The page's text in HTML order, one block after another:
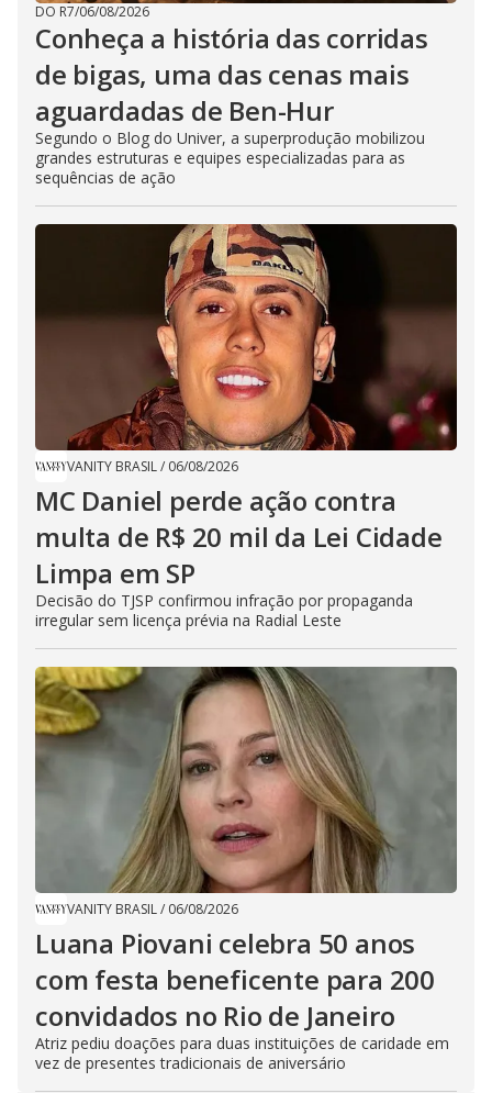
DO R7/06/08/2026
Conheça a história das corridas
de bigas, uma das cenas mais
aguardadas de Ben-Hur
Segundo o Blog do Univer, a superprodução mobilizou
grandes estruturas e equipes especializadas para as
sequências de ação
VANITY BRASIL/ 06/08/2026
MC Daniel perde ação contra
multa de R$ 20 mil da Lei Cidade
Limpa em SP
Decisão do TJSP confirmou infração por propaganda
irregular sem licença prévia na Radial Leste
VANITY BRASIL/ 06/08/2026
Luana Piovani celebra 50 anos
com festa beneficente para 200
convidados no Rio de Janeiro
Atriz pediu doações para duas instituições de caridade em
vez de presentes tradicionais de aniversário